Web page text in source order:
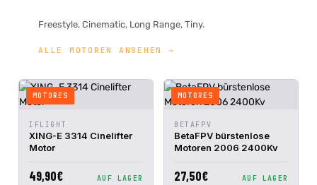
Freestyle, Cinematic, Long Range, Tiny.
ALLE MOTOREN ANSEHEN →
MOTORES
SCHNELLANSICHT
WARENKORB
IFLIGHT
XING-E 3314 Cinelifter
Motor
49,90€ AUF LAGER
MOTORES
SCHNELLANSICHT
WARENKORB
BETAFPV
BetaFPV bürstenlose
Motoren 2006 2400Kv
27,50€ AUF LAGER